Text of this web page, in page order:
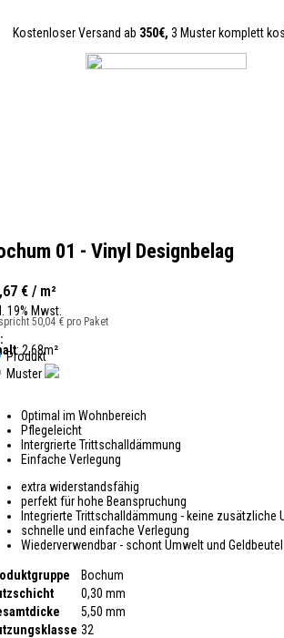
Kostenloser Versand ab 350€, 3 Muster komplett
01 - Vinyl Designbelag
€ / m²
19% Mwst.
50,04 € pro Paket
: 2.68m²
Produkt
Muster
Optimal im Wohnbereich
Pflegeleicht
Intergrierte Trittschalldämmung
Einfache Verlegung
extra widerstandsfähig
perfekt für hohe Beanspruchung
Integrierte Trittschalldämmung - keine zusätzliche
schnelle und einfache Verlegung
Wiederverwendbar - schont Umwelt und Geldbeutel
Bochum
0,30 mm
5,50 mm
32